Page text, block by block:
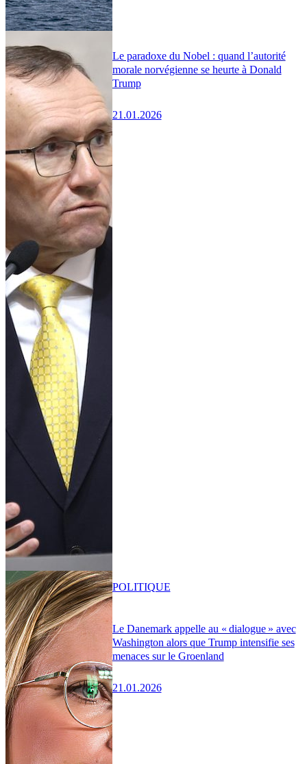
Le paradoxe du Nobel : quand l’autorité
morale norvégienne se heurte à Donald
Trump
21.01.2026
Le Danemark appelle au « dialogue » avec
Washington alors que Trump intensifie ses
menaces sur le Groenland
21.01.2026
POLITIQUE